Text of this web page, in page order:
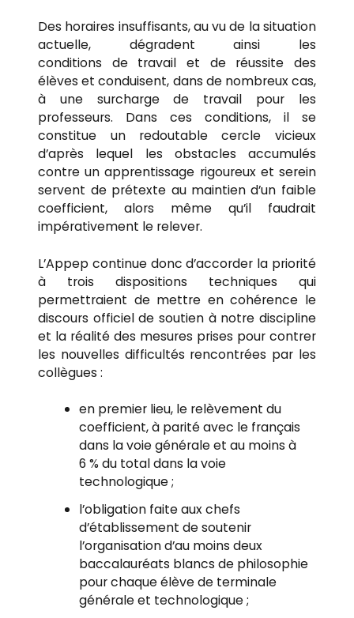
Des horaires insuffisants, au vu de la situation
actuelle, dégradent ainsi les
conditions de travail et de réussite des
élèves et conduisent, dans de nombreux cas,
à une surcharge de travail pour les
professeurs. Dans ces conditions, il se
constitue un redoutable cercle vicieux
d’après lequel les obstacles accumulés
contre un apprentissage rigoureux et serein
servent de prétexte au maintien d’un faible
coefficient, alors même qu’il faudrait
impérativement le relever.
L’Appep continue donc d’accorder la priorité
à trois dispositions techniques qui
permettraient de mettre en cohérence le
discours officiel de soutien à notre discipline
et la réalité des mesures prises pour contrer
les nouvelles difficultés rencontrées par les
collègues :
en premier lieu, le relèvement du
coefficient, à parité avec le français
dans la voie générale et au moins à
6 % du total dans la voie
technologique ;
l’obligation faite aux chefs
d’établissement de soutenir
l’organisation d’au moins deux
baccalauréats blancs de philosophie
pour chaque élève de terminale
générale et technologique ;